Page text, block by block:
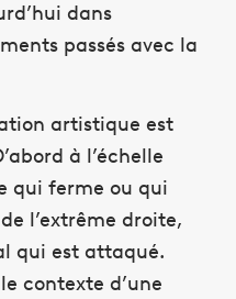
dans
passés avec la
artistique est
à l’échelle
qui ferme ou qui
l’extrême droite,
qui est attaqué.
contexte d’une